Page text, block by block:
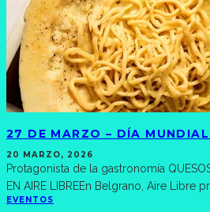
27 DE MARZO – DÍA
20 MARZO, 2026
Protagonista de la gastronomía
EN AIRE LIBREEn Belgrano, Aire Libre
EVENTOS